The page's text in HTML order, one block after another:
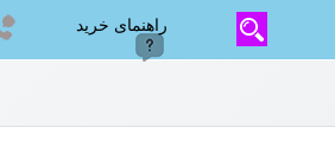
راهنمای خرید